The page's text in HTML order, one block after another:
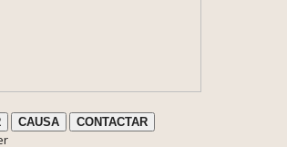
CAUSA CONTACTAR